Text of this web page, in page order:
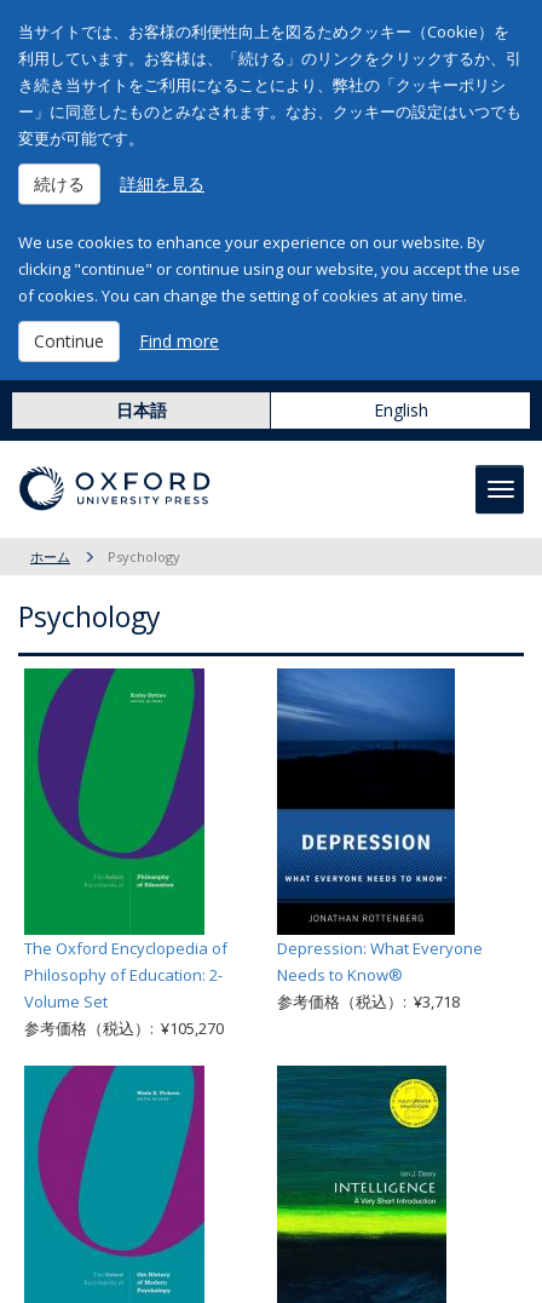
当サイトでは、お客様の利便性向上を図るためクッキー（Cookie）を
利用しています。お客様は、「続ける」のリンクをクリックするか、引
き続き当サイトをご利用になることにより、弊社の「クッキーポリシ
ー」に同意したものとみなされます。なお、クッキーの設定はいつでも
変更が可能です。
続ける 詳細を見る
We use cookies to enhance your experience on our website. By
clicking "continue" or continue using our website, you accept the use
of cookies. You can change the setting of cookies at any time.
Continue Find more
日本語 English
ホーム Psychology
Psychology
The Oxford Encyclopedia of
Philosophy of Education: 2-
Volume Set
参考価格（税込）: ¥105,270
Depression: What Everyone
Needs to Know®
参考価格（税込）: ¥3,718